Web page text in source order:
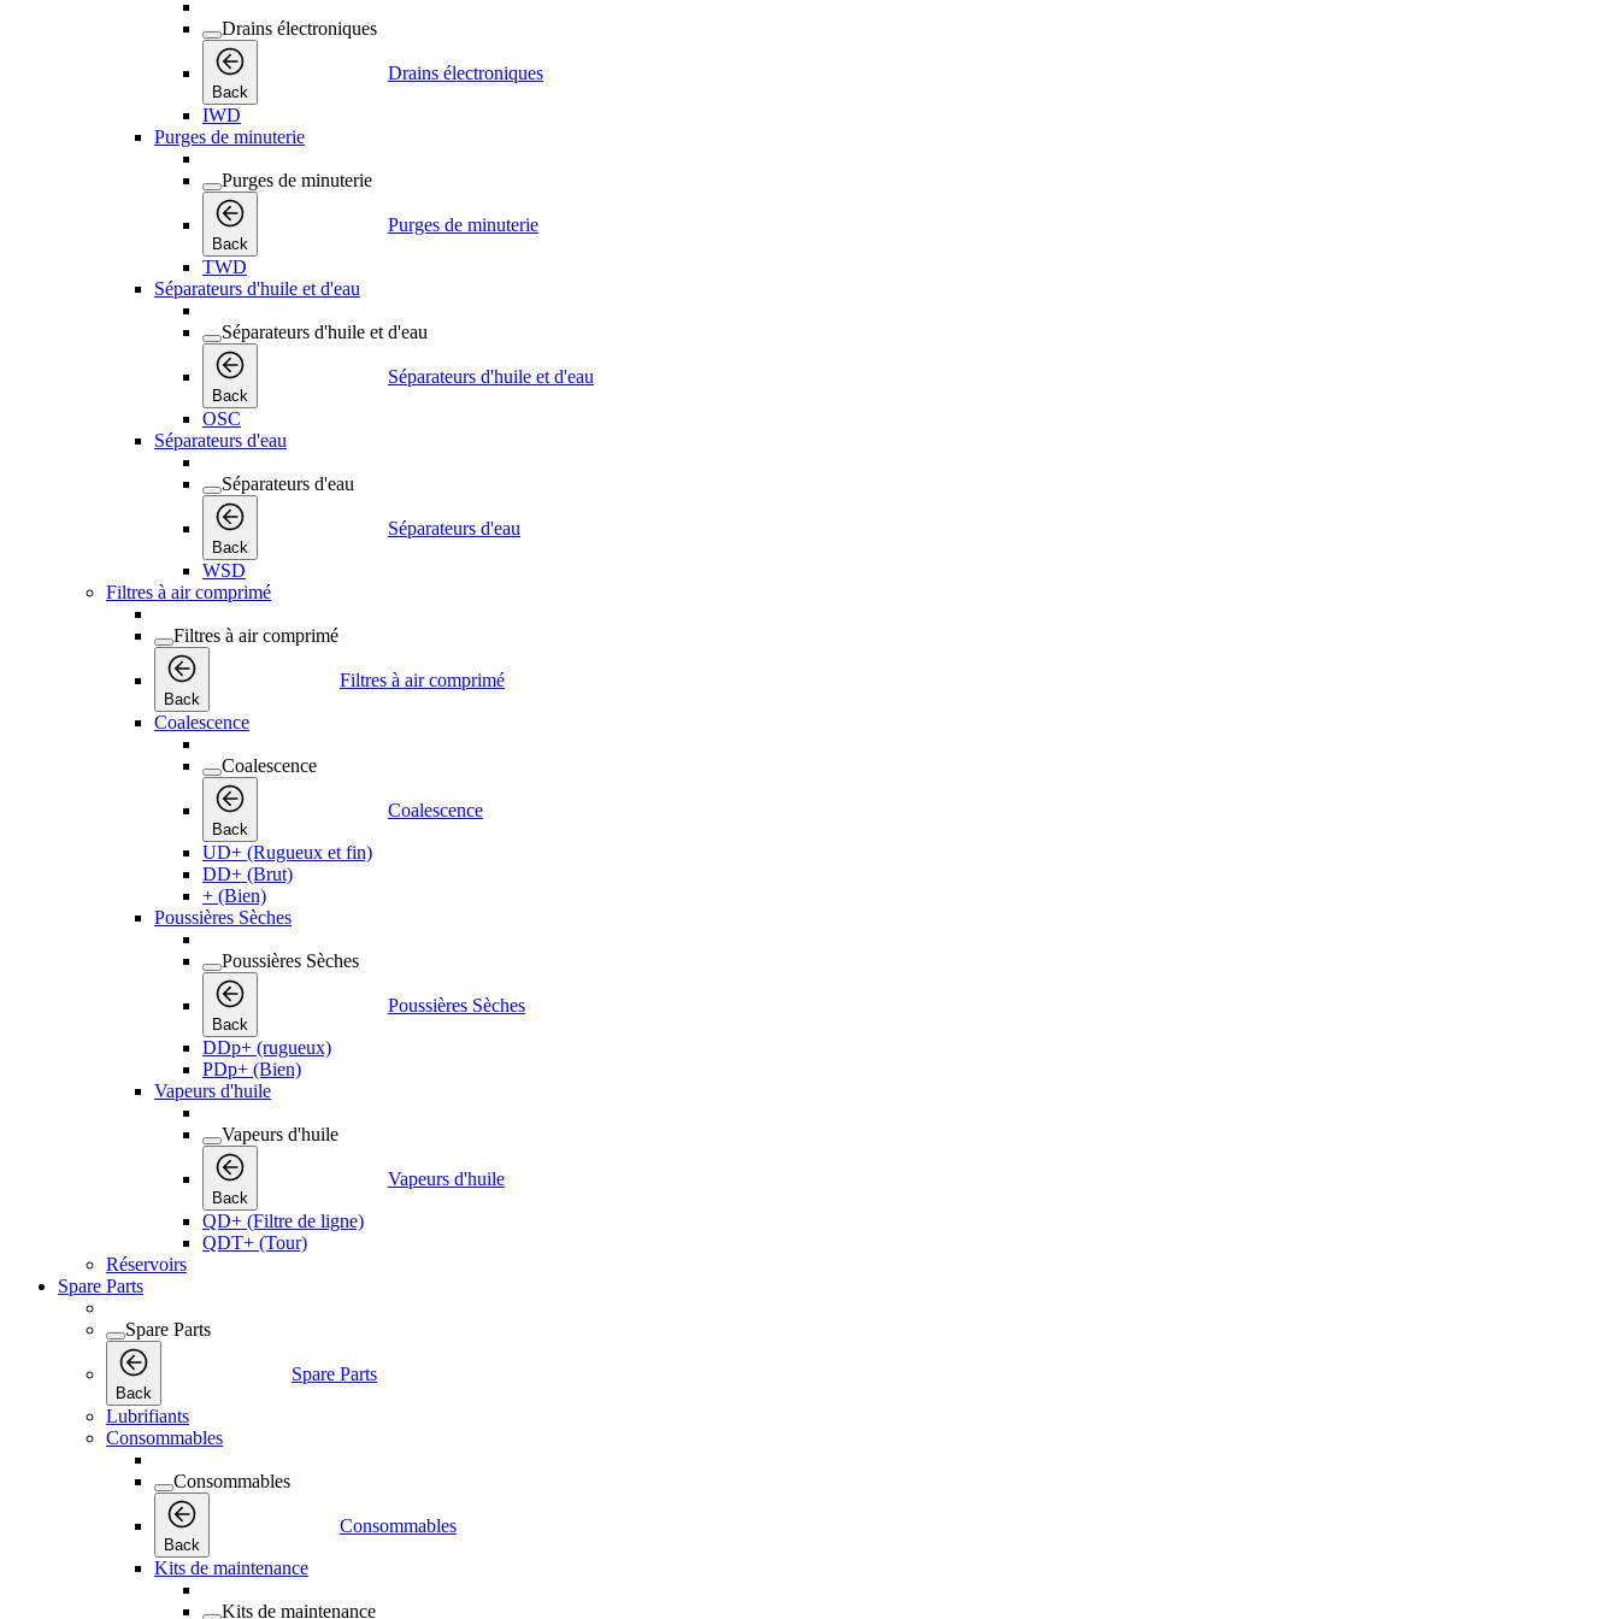
Drains électroniques
Back
Drains électroniques
IWD
Purges de minuterie
Purges de minuterie
Back
Purges de minuterie
TWD
Séparateurs d'huile et d'eau
Séparateurs d'huile et d'eau
Back
Séparateurs d'huile et d'eau
OSC
Séparateurs d'eau
Séparateurs d'eau
Back
Séparateurs d'eau
WSD
Filtres à air comprimé
Filtres à air comprimé
Back
Filtres à air comprimé
Coalescence
Coalescence
Back
Coalescence
UD+ (Rugueux et fin)
DD+ (Brut)
+ (Bien)
Poussières Sèches
Poussières Sèches
Back
Poussières Sèches
DDp+ (rugueux)
PDp+ (Bien)
Vapeurs d'huile
Vapeurs d'huile
Back
Vapeurs d'huile
QD+ (Filtre de ligne)
QDT+ (Tour)
Réservoirs
Spare Parts
Spare Parts
Back
Spare Parts
Lubrifiants
Consommables
Consommables
Back
Consommables
Kits de maintenance
Kits de maintenance